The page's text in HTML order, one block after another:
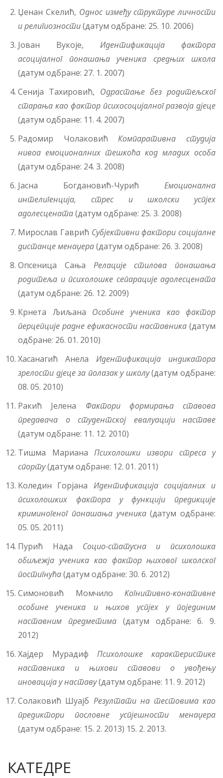
Џенан Скелић, Однос између структуре личности
и религиозности(датум одбране: 25. 10. 2006)
Јован Вукоје,Идентификација фактора
асоцијалног понашања ученика средњих школа
(датум одбране: 27. 1. 2007)
Сенија Тахировић, Одрастање без родитељског
старања као фактор психосоцијалног развоја дјеце
(датум одбране: 11. 4. 2007)
Радомир ЧолаковићКомпаративна студија
нивоа емоционалних тешкоћа код младих особа
(датум одбране: 24. 3. 2008)
Јасна Богдановић-Чурић Емоционална
интелигенција, стрес и школски успјех
адолесцената(датум одбране: 25. 3. 2008)
Мирослав Гаврић Субјективни фактори социјалне
дистанце менаџера(датум одбране: 26. 3. 2008)
Опсеница Сања Релацијe стилова
понашања
родитеља и психолошке сепарације адолесцената
(датум одбране: 26. 12. 2009)
Крнета Љиљана Особине ученика као фактор
перцепције радне ефикасности наставника (датум
одбране: 26. 01. 2010)
Хасанагић АнелаИдентификација индикатора
зрелости дјеце за полазак у школу(датум одбране:
08. 05. 2010)
Ракић Јелена Фактори формирања ставова
предавача о студентској евалуацији наставе
(датум одбране: 11. 12. 2010)
Tишма МарианаПсихолошки извори стреса у
спорту(датум одбране: 12. 01. 2011)
Kоледин Горјана Идентификација социјалних и
психолошких
фактора у функцији
предикције
криминогеног понашања ученика(датум одбране:
05. 05. 2011)
Пурић Нада Социо-статусна и психолошка
обиљежја ученика као фактор њиховог школског
постигнућа(датум одбране: 30. 6. 2012)
Симоновић Момчило Когнитивно-конативне
особине ученика и њихов успjех у појединим
наставним предметима (датум одбране: 6. 9.
2012)
Хајдер Мурадиф Психолошке карактеристике
наставника и њихови ставови о увођењу
иновација у наставу(датум одбране: 11. 9. 2012)
Солаковић Шуајб Резултати на тестовима као
предиктори
пословне успјешности
менаџера
(датум одбране: 15. 2. 2013) 15. 2. 2013.
КАТЕДРЕ